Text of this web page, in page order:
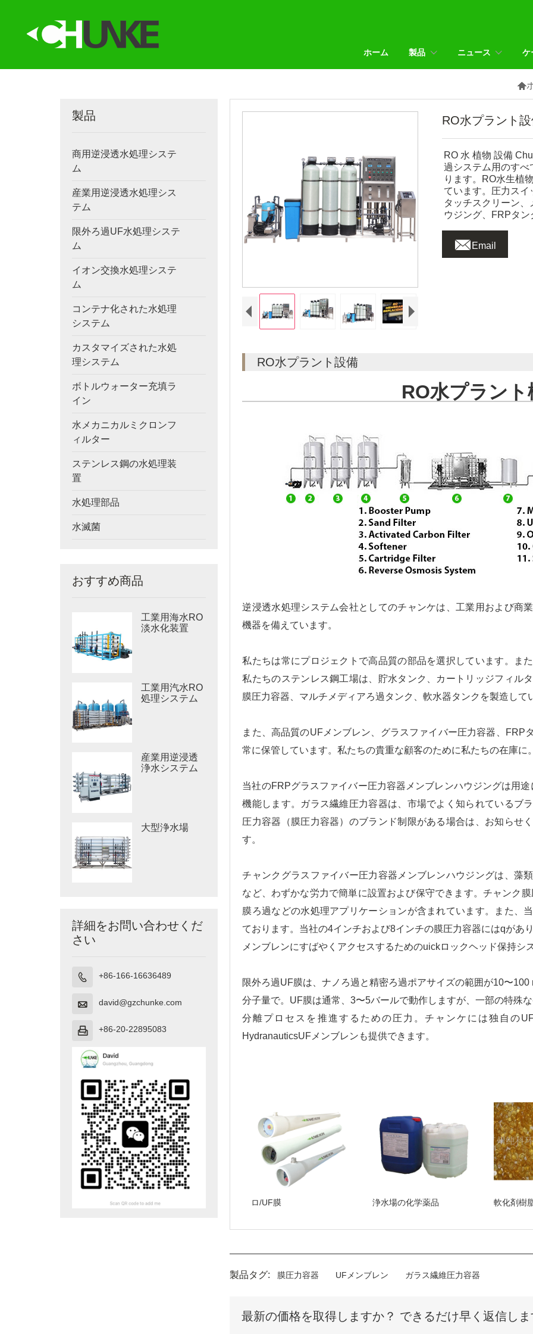
ホーム 製品 ニュース ケ

製品
商用逆浸透水処理システ
ム
産業用逆浸透水処理シス
テム
限外ろ過UF水処理システ
ム
イオン交換水処理システ
ム
コンテナ化された水処理
システム
カスタマイズされた水処
理システム
ボトルウォーター充填ラ
イン
水メカニカルミクロンフ
ィルター
ステンレス鋼の水処理装
置
水処理部品
水滅菌
おすすめ商品
工業用海水RO
淡水化装置
工業用汽水RO
処理システム
産業用逆浸透
浄水システム
大型浄水場
詳細をお問い合わせくだ
さい
 +86-166-16636489
 david@gzchunke.com
 +86-20-22895083
RO水プラント
RO 水 植物 設備
過システム用のす
ります。RO水生植
ています。圧力ス
タッチスクリーン
ウジング、FRPタ
 Email
RO水プラント設備
RO水プラント
逆浸透水処理システム会社としてのチャンケは、工業用および商
機器を備えています。
私たちは常にプロジェクトで高品質の部品を選択しています。ま
私たちのステンレス鋼工場は、貯水タンク、カートリッジフィル
膜圧力容器、マルチメディアろ過タンク、軟水器タンクを製造して
また、高品質のUFメンブレン、グラスファイバー圧力容器、FRP
常に保管しています。私たちの貴重な顧客のために私たちの在庫に
当社のFRPグラスファイバー圧力容器メンブレンハウジングは用
機能します。ガラス繊維圧力容器は、市場でよく知られているブ
圧力容器（膜圧力容器）のブランド制限がある場合は、お知らせ
す。
チャンクグラスファイバー圧力容器メンブレンハウジングは、藻
など、わずかな労力で簡単に設置および保守できます。チャンク
膜ろ過などの水処理アプリケーションが含まれています。また、
ております。当社の4インチおよび8インチの膜圧力容器にはqがあ
メンブレンにすばやくアクセスするためのuickロックヘッド保持シ
限外ろ過UF膜は、ナノろ過と精密ろ過ポアサイズの範囲が10〜
分子量で。UF膜は通常、3〜5バールで動作しますが、一部の特殊
分離プロセスを推進するための圧力。チャンケには独自の
HydranauticsUFメンブレンも提供できます。
ロ/UF膜 浄水場の化学薬品 軟化剤樹
製品タグ: 膜圧力容器 UFメンブレン ガラス繊維圧力容器
最新の価格を取得しますか？ できるだけ早く返信し